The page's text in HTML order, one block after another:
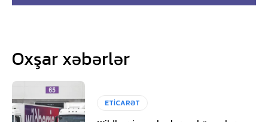
Oxşar xəbərlər
ETİCARƏT